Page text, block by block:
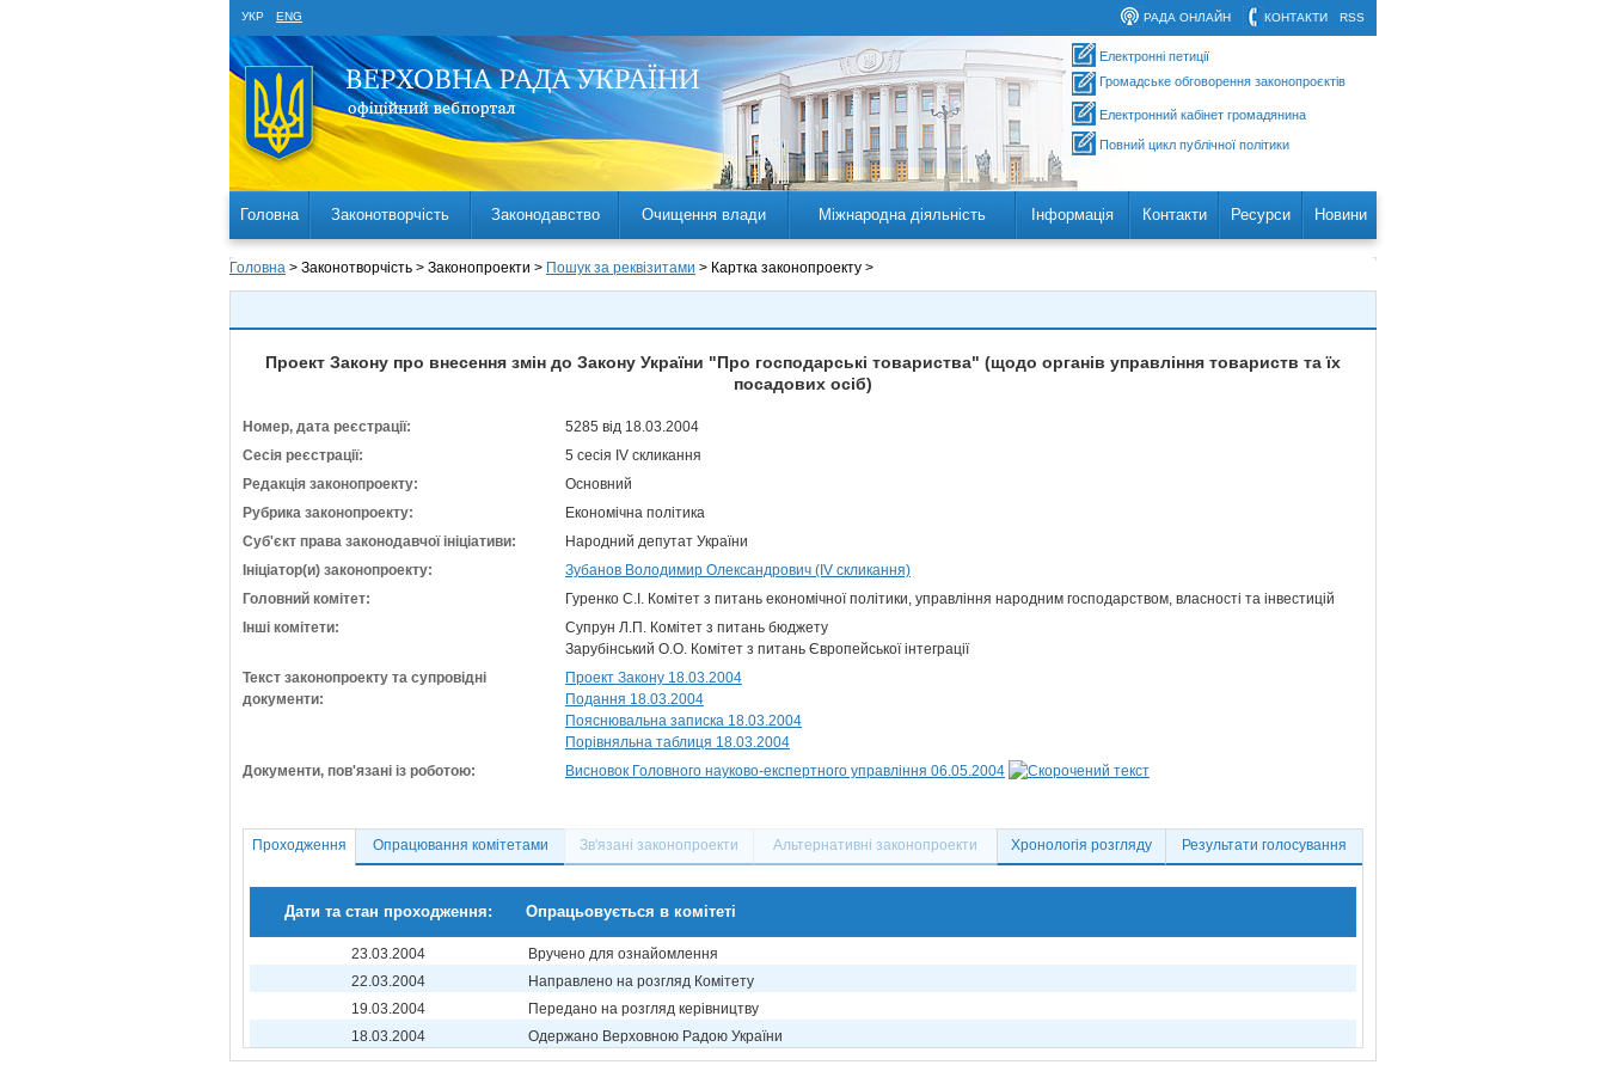
УКР ENG RSS
КОНТАКТИ
РАДА ОНЛАЙН
Електронні петиції
Громадське обговорення законопроєктів
Електронний кабінет громадянина
Повний цикл публічної політики
Головна Законотворчість Законодавство Очищення влади Міжнародна діяльність Інформація Контакти Ресурси Новини
Головна > Законотворчість > Законопроекти > Пошук за реквізитами > Картка законопроекту >
Проект Закону про внесення змін до Закону України "Про господарські товариства" (щодо органів управління товариств та їх
посадових осіб)
Номер, дата реєстрації:
5285 від 18.03.2004
Сесія реєстрації:
5 сесія IV скликання
Редакція законопроекту:
Основний
Рубрика законопроекту:
Економічна політика
Суб'єкт права законодавчої ініціативи:
Народний депутат України
Ініціатор(и) законопроекту:
Зубанов Володимир Олександрович (IV скликання)
Головний комітет:
Гуренко С.І. Комітет з питань економічної політики, управління народним господарством, власності та інвестицій
Інші комітети:
Супрун Л.П. Комітет з питань бюджету
Зарубінський О.О. Комітет з питань Європейської інтеграції
Текст законопроекту та супровідні
документи:
Проект Закону 18.03.2004
Подання 18.03.2004
Пояснювальна записка 18.03.2004
Порівняльна таблиця 18.03.2004
Документи, пов'язані із роботою:
Висновок Головного науково-експертного управління 06.05.2004
Проходження Опрацювання комітетами Зв'язані законопроекти Альтернативні законопроекти Хронологія розгляду Результати голосування
Дати та стан проходження: Опрацьовується в комітеті
23.03.2004
Вручено для ознайомлення
22.03.2004
Направлено на розгляд Комітету
19.03.2004
Передано на розгляд керівництву
18.03.2004
Одержано Верховною Радою України